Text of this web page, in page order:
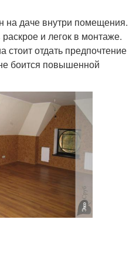
на даче внутри помещения.
и легок в монтаже.
стоит отдать предпочтение
боится повышенной